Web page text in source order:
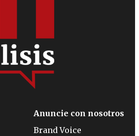
Anuncie con nosotros
Brand Voice